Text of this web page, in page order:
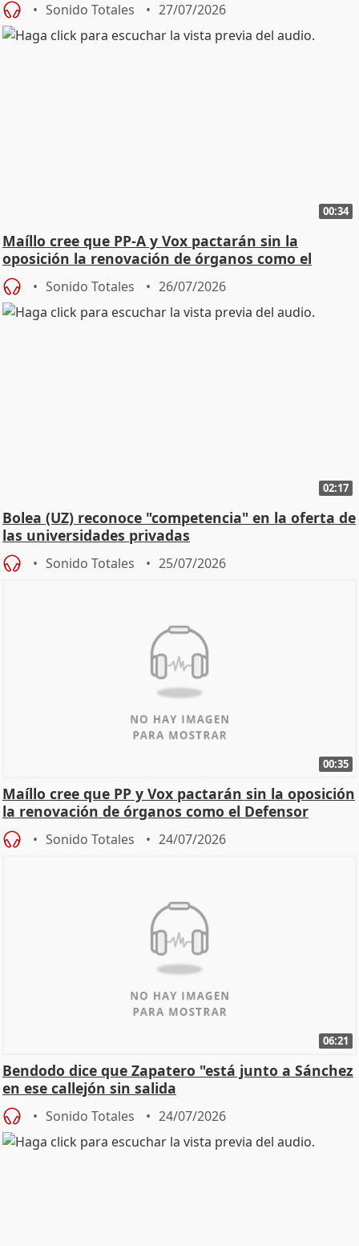
Sonido Totales 27/07/2026
00:34
Maíllo cree que PP-A y Vox pactarán sin la
oposición la renovación de órganos como el
Defensor
Sonido Totales 26/07/2026
02:17
Bolea (UZ) reconoce "competencia" en la oferta de
las universidades privadas
Sonido Totales 25/07/2026
00:35
Maíllo cree que PP y Vox pactarán sin la oposición
la renovación de órganos como el Defensor
Sonido Totales 24/07/2026
06:21
Bendodo dice que Zapatero "está junto a Sánchez
en ese callejón sin salida
Sonido Totales 24/07/2026